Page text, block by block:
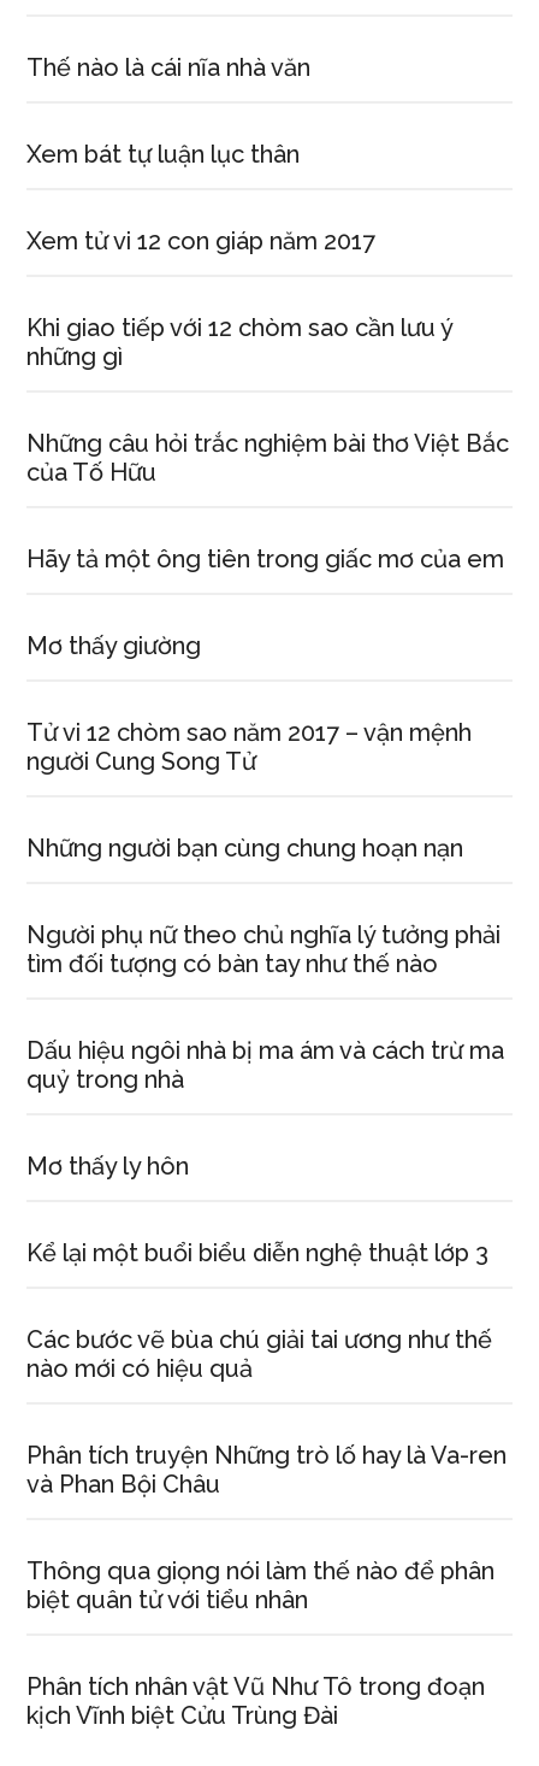
Thế nào là cái nĩa nhà văn
Xem bát tự luận lục thân
Xem tử vi 12 con giáp năm 2017
Khi giao tiếp với 12 chòm sao cần lưu ý
những gì
Những câu hỏi trắc nghiệm bài thơ Việt Bắc
của Tố Hữu
Hãy tả một ông tiên trong giấc mơ của em
Mơ thấy giường
Tử vi 12 chòm sao năm 2017 – vận mệnh
người Cung Song Tử
Những người bạn cùng chung hoạn nạn
Người phụ nữ theo chủ nghĩa lý tưởng phải
tìm đối tượng có bàn tay như thế nào
Dấu hiệu ngôi nhà bị ma ám và cách trừ ma
quỷ trong nhà
Mơ thấy ly hôn
Kể lại một buổi biểu diễn nghệ thuật lớp 3
Các bước vẽ bùa chú giải tai ương như thế
nào mới có hiệu quả
Phân tích truyện Những trò lố hay là Va-ren
và Phan Bội Châu
Thông qua giọng nói làm thế nào để phân
biệt quân tử với tiểu nhân
Phân tích nhân vật Vũ Như Tô trong đoạn
kịch Vĩnh biệt Cửu Trùng Đài